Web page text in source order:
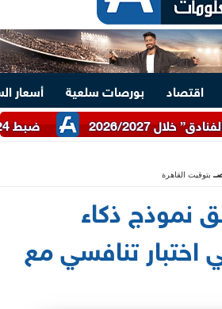
اقتصاد بورصات سلعية
أسعار
ضبط 24 طن دقيق أبيض وبلدي مدعم عبر شرطة التموين
بتوقيت القاهرة
نموذج ذكاء
تنافسي مع